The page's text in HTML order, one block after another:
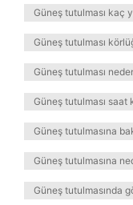
Güneş tutulması kaç
Güneş tutulması
Güneş tutulması
Güneş tutulması saat
Güneş tutulmasına
Güneş tutulmasına
Güneş tutulmasında